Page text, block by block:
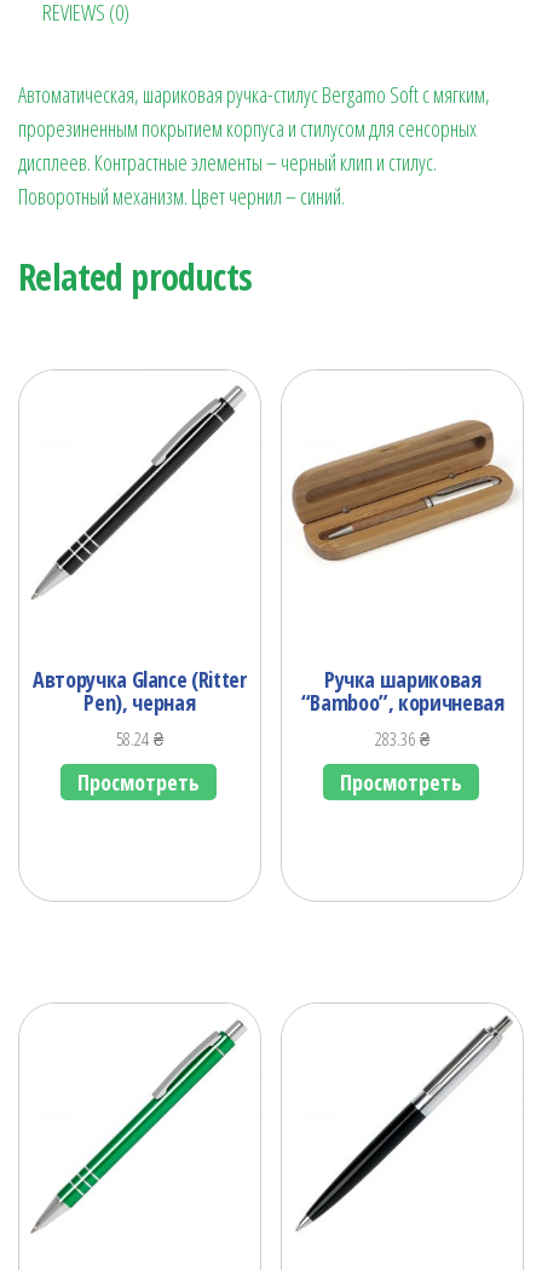
REVIEWS (0)
Автоматическая, шариковая ручка-стилус Bergamo Soft c мягким,
прорезиненным покрытием корпуса и стилусом для сенсорных
дисплеев. Контрастные элементы – черный клип и стилус.
Поворотный механизм. Цвет чернил – синий.
Related products
Авторучка Glance (Ritter
Pen), черная
58.24₴
Просмотреть
Ручка шариковая
“Bamboo”, коричневая
283.36₴
Просмотреть